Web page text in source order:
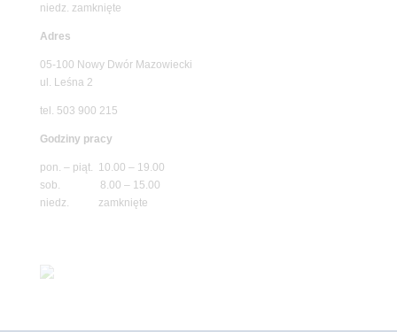
niedz. zamknięte
Adres
05-100 Nowy Dwór Mazowiecki
ul. Leśna 2
tel. 503 900 215
Godziny pracy
pon. – piąt. 10.00 – 19.00
sob. 8.00 – 15.00
niedz. zamknięte